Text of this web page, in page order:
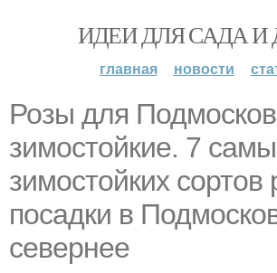
ИДЕИ ДЛЯ САДА И
главная новости
Розы для
зимостойкие. 7
зимостойких сортов
посадки в
севернее